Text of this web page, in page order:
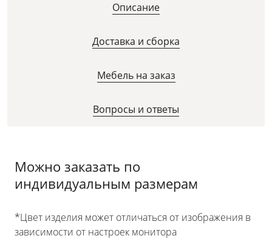
Описание
Доставка и сборка
Мебель на заказ
Вопросы и ответы
Можно заказать по
индивидуальным размерам
*Цвет изделия может отличаться от изображения в
зависимости от настроек монитора